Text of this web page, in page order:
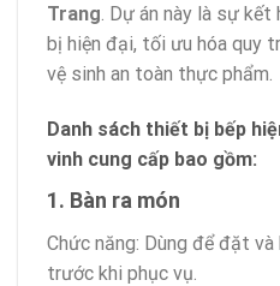
Trang. Dự án này là sự
bị hiện đại, tối ưu hóa quy
vệ sinh an toàn thực phẩm.
Danh sách thiết bị bếp
vinh cung cấp bao gồm:
1. Bàn ra món
Chức năng: Dùng để đặt và
trước khi phục vụ.